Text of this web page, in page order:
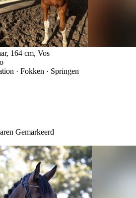
164 cm, Vos
· Fokken · Springen
Gemarkeerd